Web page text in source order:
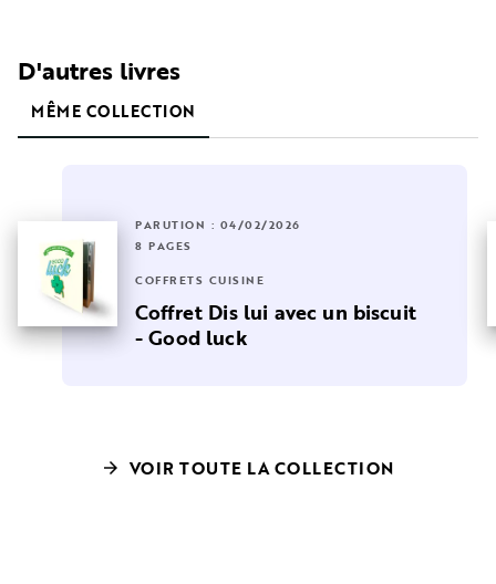
D'autres livres
MÊME COLLECTION
PARUTION : 04/02/2026
8 PAGES
COFFRETS CUISINE
Coffret Dis lui avec un biscuit
- Good luck
arrow_forward VOIR TOUTE LA COLLECTION